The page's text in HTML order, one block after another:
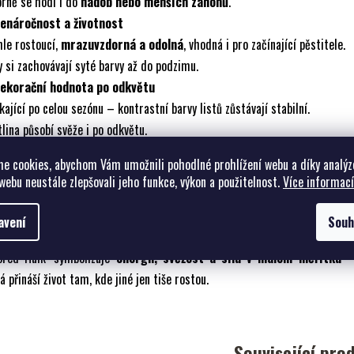
cookies, abychom Vám umožnili pohodlné prohlížení webu a díky
neustále zlepšovali jeho funkce, výkon a použitelnost.Více informací
a životnost
rostoucí, mrazuvzdorná a odolná, vhodná i pro začínající pěstitele.
si zachovávají syté barvy až do podzimu.
hodnota po odkvětu
po celou sezónu – kontrastní barvy listů zůstávají stabilní.
působí svěže i po odkvětu.
prookraje záhonů, menší stinné partie, nádoby či
hostami.
pro moderní i přírodní výsadby, kde dodá světlo a kontrast.
a význam
Hulk’ symbolizujeenergii, svěžest a sílu v malém měřítku–
přináší život tam, kde jiné jen tiše rostou.